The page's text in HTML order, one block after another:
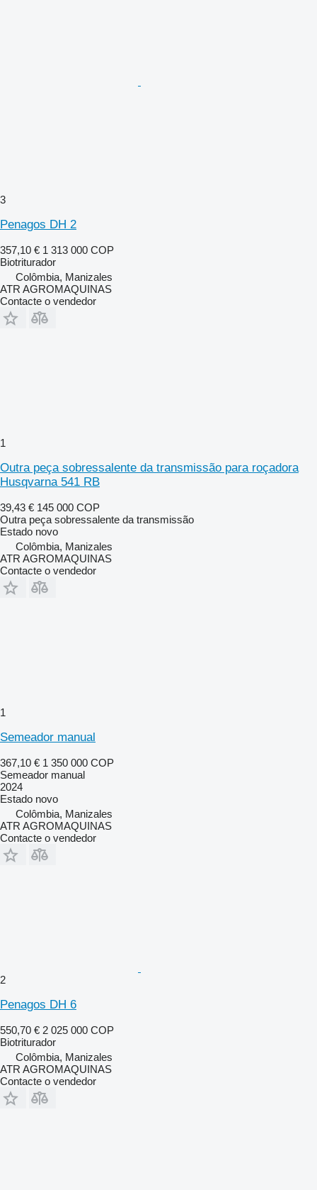
3
Penagos DH 2
357,10 € 1 313 000 COP
Biotriturador
Colômbia, Manizales
ATR AGROMAQUINAS
Contacte o vendedor
1
Outra peça sobressalente da transmissão para roçadora
Husqvarna 541 RB
39,43 € 145 000 COP
Outra peça sobressalente da transmissão
Estado novo
Colômbia, Manizales
ATR AGROMAQUINAS
Contacte o vendedor
1
Semeador manual
367,10 € 1 350 000 COP
Semeador manual
2024
Estado novo
Colômbia, Manizales
ATR AGROMAQUINAS
Contacte o vendedor
2
Penagos DH 6
550,70 € 2 025 000 COP
Biotriturador
Colômbia, Manizales
ATR AGROMAQUINAS
Contacte o vendedor